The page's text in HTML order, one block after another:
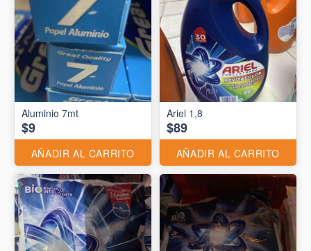
Aluminio 7mt
$9
AÑADIR AL CARRITO
Ariel 1,8
$89
AÑADIR AL CARRITO